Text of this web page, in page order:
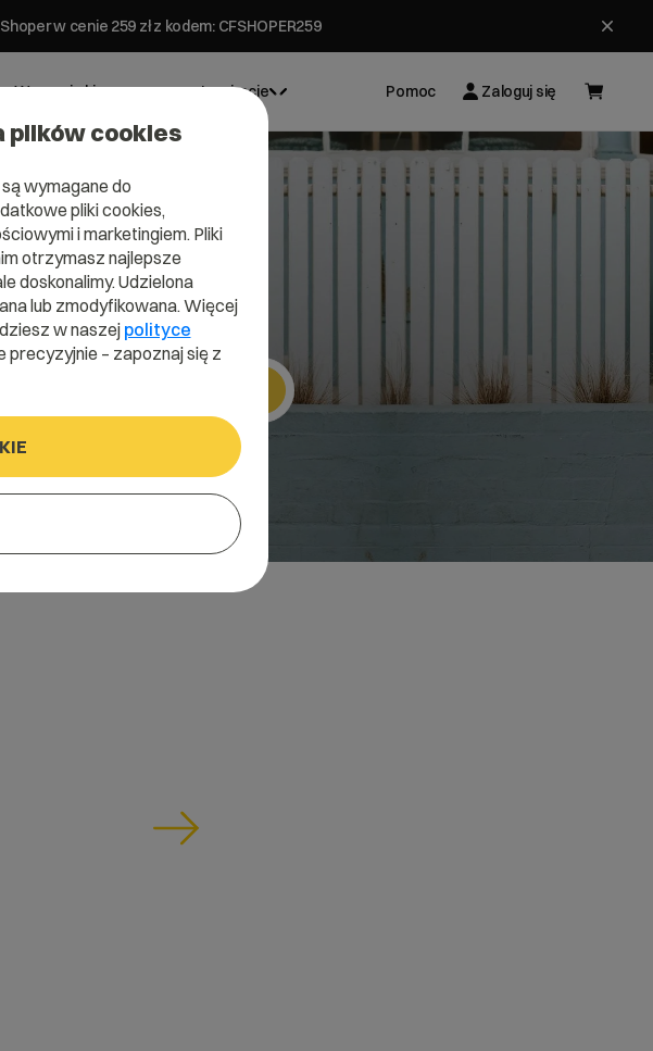
w cenie 259 zł z kodem: CFSHOPER259
Wsparcie biznesowe Inspiracje Pomoc Zaloguj się
plików cookies
wymagane do
pliki cookies,
i marketingiem. Pliki
otrzymasz najlepsze
doskonalimy. Udzielona
lub zmodyfikowana. Więcej
w naszej polityce
precyzyjnie – zapoznaj się z